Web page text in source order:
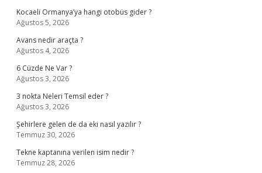
Kocaeli Ormanya’ya hangi otobüs gider ?
Ağustos 5, 2026
Avans nedir araçta ?
Ağustos 4, 2026
6 Cüzde Ne Var ?
Ağustos 3, 2026
3 nokta Neleri Temsil eder ?
Ağustos 3, 2026
Şehirlere gelen de da eki nasıl yazılır ?
Temmuz 30, 2026
Tekne kaptanına verilen isim nedir ?
Temmuz 28, 2026